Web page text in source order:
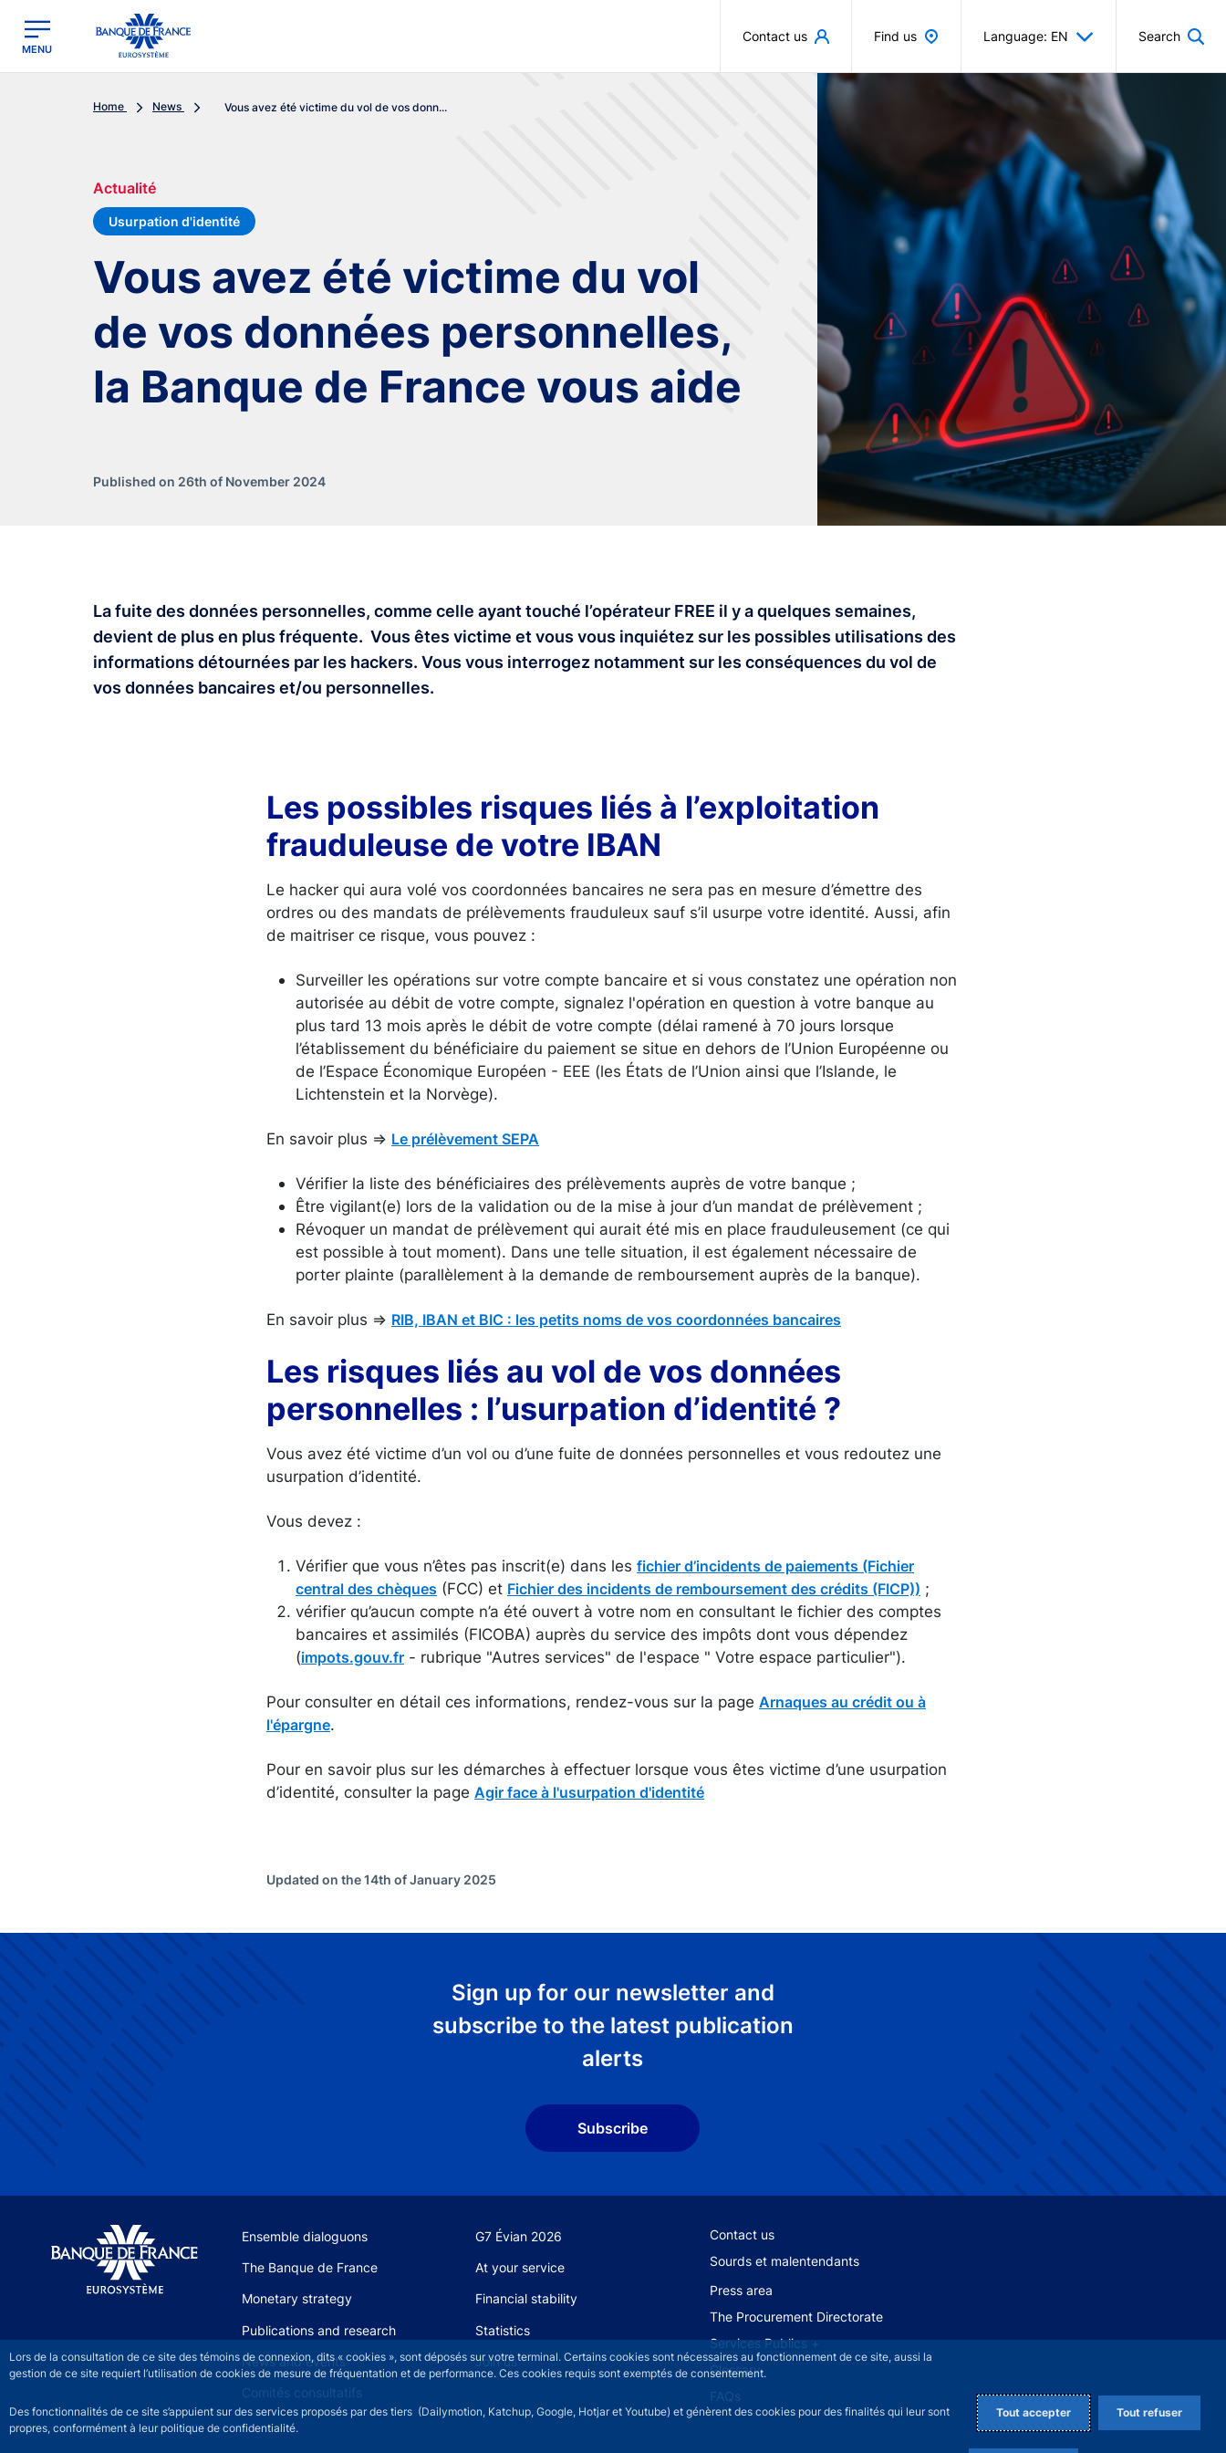
Lors de la consultation de ce site des témoins de connexion, dits « cookies », sont déposés sur votre terminal. Certains cookies sont nécessaires au fonctionnement de ce site, aussi la
gestion de ce site requiert l’utilisation de cookies de mesure de fréquentation et de performance. Ces cookies requis sont exemptés de consentement.
Des fonctionnalités de ce site s’appuient sur des services proposés par des tiers (Dailymotion, Katchup, Google, Hotjar et Youtube) et génèrent des cookies pour des finalités qui leur sont
propres, conformément à leur politique de confidentialité.
Tout accepter Tout refuser
Banque de France - Menu Principal
MENU
Contact us Find us Language: EN Search
Home News Vous avez été victime du vol de vos donn...
Actualité
Usurpation d'identité
Vous avez été victime du vol
de vos données personnelles,
la Banque de France vous aide
Published on 26th of November 2024
La fuite des données personnelles, comme celle ayant touché l’opérateur FREE il y a quelques semaines,
devient de plus en plus fréquente. Vous êtes victime et vous vous inquiétez sur les possibles utilisations des
informations détournées par les hackers. Vous vous interrogez notamment sur les conséquences du vol de
vos données bancaires et/ou personnelles.
Les possibles risques liés à l’exploitation
frauduleuse de votre IBAN
Le hacker qui aura volé vos coordonnées bancaires ne sera pas en mesure d’émettre des
ordres ou des mandats de prélèvements frauduleux sauf s’il usurpe votre identité. Aussi, afin
de maitriser ce risque, vous pouvez :
Surveiller les opérations sur votre compte bancaire et si vous constatez une opération non
autorisée au débit de votre compte, signalez l'opération en question à votre banque au
plus tard 13 mois après le débit de votre compte (délai ramené à 70 jours lorsque
l’établissement du bénéficiaire du paiement se situe en dehors de l’Union Européenne ou
de l’Espace Économique Européen - EEE (les États de l’Union ainsi que l’Islande, le
Lichtenstein et la Norvège).
En savoir plus => Le prélèvement SEPA
Vérifier la liste des bénéficiaires des prélèvements auprès de votre banque ;
Être vigilant(e) lors de la validation ou de la mise à jour d’un mandat de prélèvement ;
Révoquer un mandat de prélèvement qui aurait été mis en place frauduleusement (ce qui
est possible à tout moment). Dans une telle situation, il est également nécessaire de
porter plainte (parallèlement à la demande de remboursement auprès de la banque).
En savoir plus => RIB, IBAN et BIC : les petits noms de vos coordonnées bancaires
Les risques liés au vol de vos données
personnelles : l’usurpation d’identité ?
Vous avez été victime d’un vol ou d’une fuite de données personnelles et vous redoutez une
usurpation d’identité.
Vous devez :
Vérifier que vous n’êtes pas inscrit(e) dans les fichier d’incidents de paiements (Fichier
central des chèques (FCC) et Fichier des incidents de remboursement des crédits (FICP)) ;
vérifier qu’aucun compte n’a été ouvert à votre nom en consultant le fichier des comptes
bancaires et assimilés (FICOBA) auprès du service des impôts dont vous dépendez
(impots.gouv.fr - rubrique "Autres services" de l'espace " Votre espace particulier").
Pour consulter en détail ces informations, rendez-vous sur la page Arnaques au crédit ou à
l'épargne.
Pour en savoir plus sur les démarches à effectuer lorsque vous êtes victime d’une usurpation
d’identité, consulter la page Agir face à l'usurpation d'identité
Updated on the 14th of January 2025
Sign up for our newsletter and
subscribe to the latest publication
alerts
Subscribe
Site navigation
Ensemble dialoguons G7 Évian 2026
The Banque de France At your service
Monetary strategy Financial stability
Publications and research Statistics
News and events Join us
Comités consultatifs
Footer secondary menu
Contact us
Sourds et malentendants
Press area
The Procurement Directorate
Services Publics +
Glossary
FAQs